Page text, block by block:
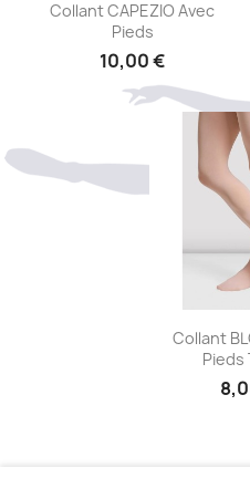

Collant CAPEZIO Avec
Pieds
10,00 €

Collant
Pieds